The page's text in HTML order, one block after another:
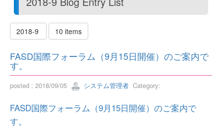
2018-9 10 items
FASD国際フォーラム（9月15日開催）のご案内で
す。
posted : 2018/09/05 システム管理者 Category:
FASD国際フォーラム（9月15日開催）のご案内で
す。